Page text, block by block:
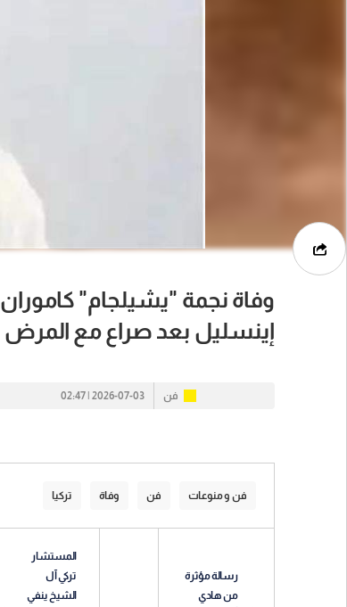
وفاة نجمة "يشيلجام" كاموران
إينسليل بعد صراع مع المرض
فن 2026-07-03 | 02:47
فن و منوعات فن وفاة تركيا
رسالة مؤثرة
من هادي
المستشار
تركي آل
الشيخ ينفي